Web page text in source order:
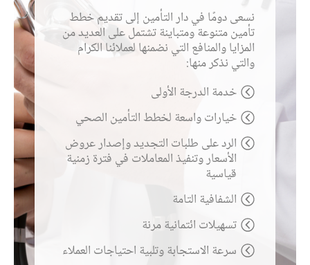
نسعى دومًا في دار التأمين إلى تقديم خطط
تأمين متنوعة ومتباينة تشتمل على العديد من
المزايا والمنافع التي نضمنها لعملائنا الكرام
والتي نذكر منها:
خدمة الدرجة الأولى
خيارات واسعة لخطط التأمين الصحي
الرد على طلبات التجديد وإصدار عروض
الأسعار وتنفيذ المعاملات في فترة زمنية
قياسية
الشفافية التامة
تسهيلات ائتمانية مرنة
سرعة الاستجابة وتلبية احتياجات العملاء